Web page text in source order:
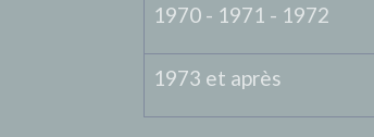
1970 - 1971 - 1972
1973 et après